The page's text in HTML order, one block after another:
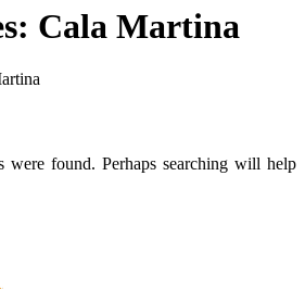
Cala Martina
were found. Perhaps searching will help